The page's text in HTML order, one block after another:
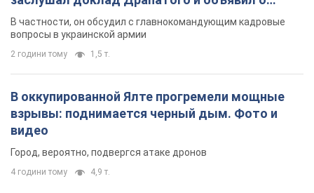
4 години тому 4,9 т.